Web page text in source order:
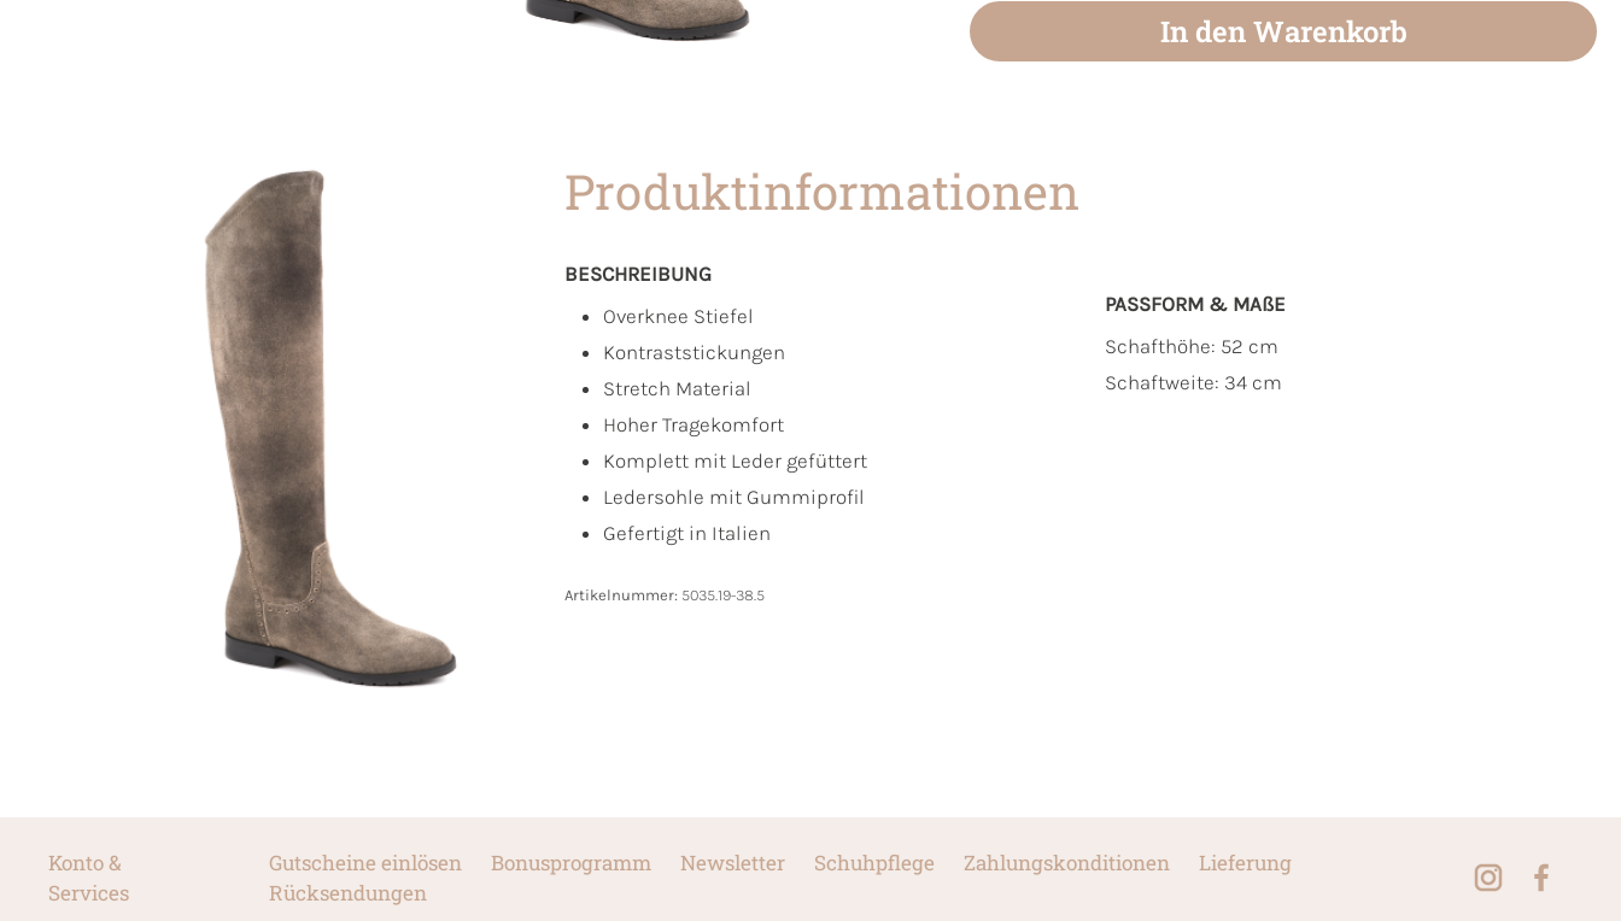
In den Warenkorb
Produktinformationen
BESCHREIBUNG
Overknee Stiefel
Kontraststickungen
Stretch Material
Hoher Tragekomfort
Komplett mit Leder gefüttert
Ledersohle mit Gummiprofil
Gefertigt in Italien
PASSFORM & MAẞE
Schafthöhe: 52 cm
Schaftweite: 34 cm
Artikelnummer: 5035.19-38.5
Konto &
Services
Gutscheine einlösen Bonusprogramm Newsletter Schuhpflege Zahlungskonditionen
Lieferung
Rücksendungen